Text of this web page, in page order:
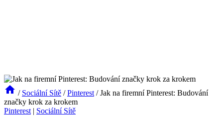
/ Sociální Sítě / Pinterest / Jak na firemní Pinterest: Budování
značky krok za krokem
Pinterest | Sociální Sítě